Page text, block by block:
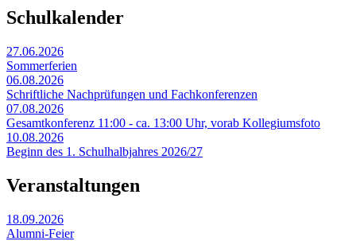
Schulkalender
27.06.2026
Sommerferien
06.08.2026
Schriftliche Nachprüfungen und Fachkonferenzen
07.08.2026
Gesamtkonferenz 11:00 - ca. 13:00 Uhr, vorab Kollegiumsfoto
10.08.2026
Beginn des 1. Schulhalbjahres 2026/27
Veranstaltungen
18.09.2026
Alumni-Feier